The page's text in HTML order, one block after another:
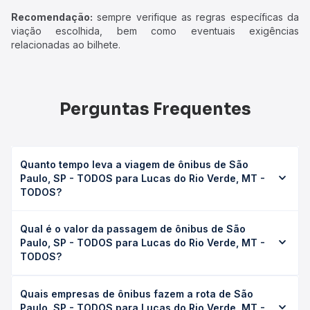
Recomendação: sempre verifique as regras específicas da
viação escolhida, bem como eventuais exigências
relacionadas ao bilhete.
Perguntas Frequentes
Quanto tempo leva a viagem de ônibus de São
Paulo, SP - TODOS para Lucas do Rio Verde, MT -
TODOS?
Lucas do Rio Verde, MT - TODOS leva em média 40h
4min, podendo variar conforme a viação, o tipo de
serviço (convencional, executivo ou leito) e as condições
desejada.
Qual é o valor da passagem de ônibus de São
Paulo, SP - TODOS para Lucas do Rio Verde, MT -
TODOS?
TODOS para Lucas do Rio Verde, MT - TODOS custa em
Quais empresas de ônibus fazem a rota de São
Paulo, SP - TODOS para Lucas do Rio Verde, MT -